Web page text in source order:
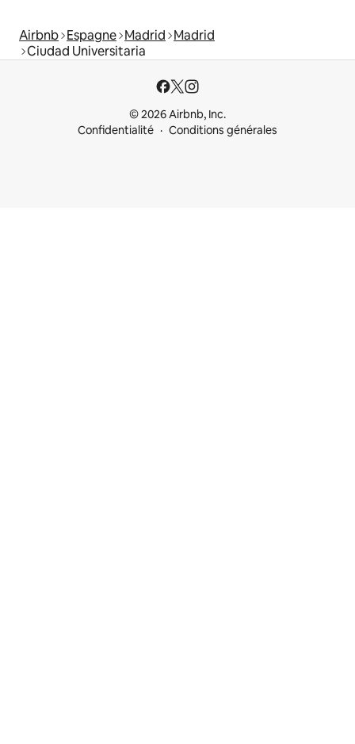
Airbnb Espagne Madrid Madrid
Ciudad Universitaria
© 2026 Airbnb, Inc.
Confidentialité
Conditions générales